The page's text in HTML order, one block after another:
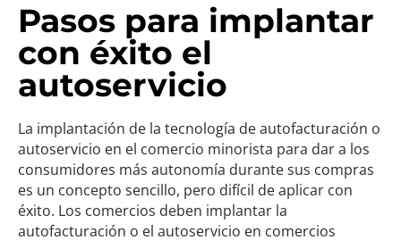
Pasos para implantar
con éxito el
autoservicio
La implantación de la tecnología de autofacturación o
autoservicio en el comercio minorista para dar a los
consumidores más autonomía durante sus compras
es un concepto sencillo, pero difícil de aplicar con
éxito. Los comercios deben implantar la
autofacturación o el autoservicio en comercios